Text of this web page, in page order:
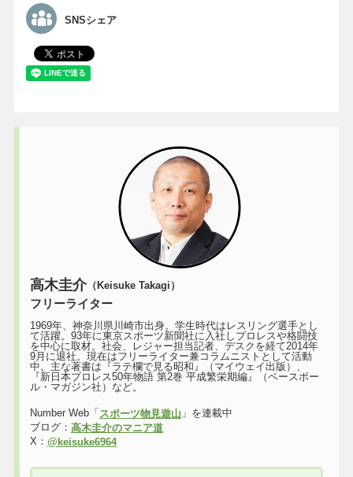
SNSシェア
高木圭介（Keisuke Takagi）
フリーライター
1969年、神奈川県川崎市出身。学生時代はレスリング選手とし
て活躍。93年に東京スポーツ新聞社に入社しプロレスや格闘技
を中心に取材。社会、レジャー担当記者、デスクを経て2014年
9月に退社。現在はフリーライター兼コラムニストとして活動
中。主な著書は『ラテ欄で見る昭和』（マイウェイ出版）、
『新日本プロレス50年物語 第2巻 平成繁栄期編』（ベースボー
ル・マガジン社）など。
Number Web「 スポーツ物見遊山 」を連載中
ブログ： 高木圭介のマニア道
X： @keisuke6964